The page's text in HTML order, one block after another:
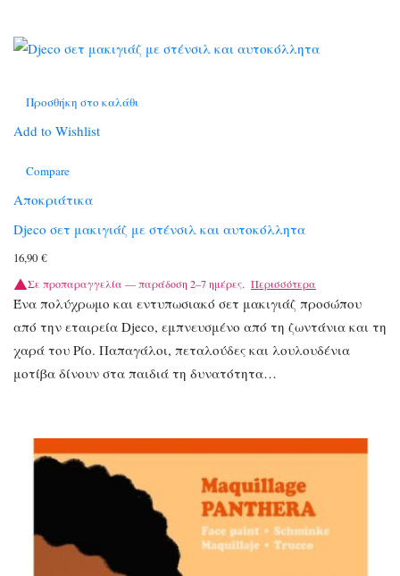
Προσθήκη στο καλάθι
Add to Wishlist
Compare
Αποκριάτικα
Djeco σετ μακιγιάζ με στένσιλ και αυτοκόλλητα
16,90 €
Σε προπαραγγελία — παράδοση 2–7 ημέρες. Περισσότερα
Ένα πολύχρωμο και εντυπωσιακό σετ μακιγιάζ προσώπου
από την εταιρεία Djeco, εμπνευσμένο από τη ζωντάνια και τη
χαρά του Ρίο. Παπαγάλοι, πεταλούδες και λουλουδένια
μοτίβα δίνουν στα παιδιά τη δυνατότητα…